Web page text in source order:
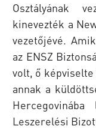
Osztályának
kinevezték a
vezetőjévé.
az ENSZ
volt, ő képviselte
annak a
Leszerelési